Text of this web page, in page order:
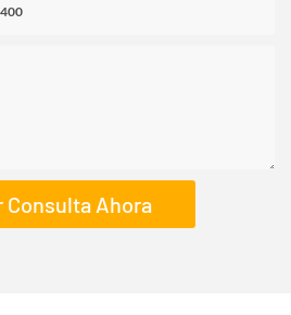
Consulta Ahora